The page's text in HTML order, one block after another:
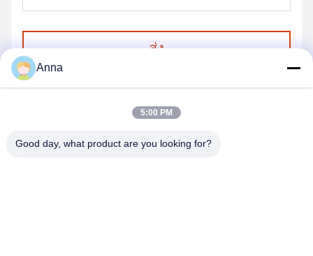
ส่ง
Anna
5:00 PM
Good day, what product are you looking for?